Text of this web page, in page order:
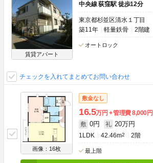
賃貸アパート
中央線 荻窪駅 徒歩12分
東京都杉並区清水１丁目
築11年
軽量鉄骨 2階建
オートロック
チェックを入れてまとめてお問い合わせ
画像：16枚
敷金なし
16.5万円 管理費8,000円
敷 0円 礼 20万円
1LDK 42.46m2 2階
最上階